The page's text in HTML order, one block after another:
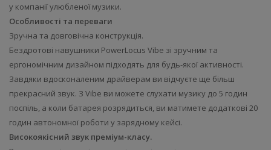
у компанії улюбленої музики.
Особливості та переваги
Зручна та довговічна конструкція.
Бездротові навушники PowerLocus Vibe зі зручним та
ергономічним дизайном підходять для будь-якої активності.
Завдяки вдосконаленим драйверам ви відчуєте ще більш
прекрасний звук. З Vibe ви можете слухати музику до 5 годин
поспіль, а коли батарея розрядиться, ви матимете додаткові 20
годин автономної роботи у зарядному кейсі.
Високоякісний звук преміум-класу.